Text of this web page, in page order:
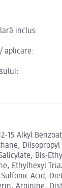
inclus:
aplicare:
15 Alkyl
Bis-
Ethylhexyl
Acid,
Arginine,